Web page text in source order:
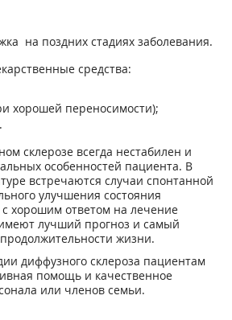
на поздних стадиях заболевания.
средства:
хорошей переносимости);
склерозе всегда нестабилен и
особенностей пациента. В
встречаются случаи спонтанной
улучшения состояния
хорошим ответом на лечение
лучший прогноз и самый
жизни.
диффузного склероза пациентам
помощь и качественное
или членов семьи.